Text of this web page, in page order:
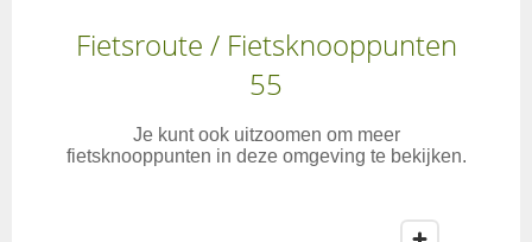
Fietsroute / Fietsknooppunten
55
Je kunt ook uitzoomen om meer
fietsknooppunten in deze omgeving te bekijken.